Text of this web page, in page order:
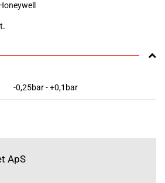
-0,25bar - +0,1bar
ApS